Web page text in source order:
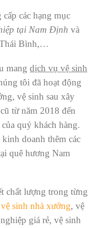
các hạng mục
tại Nam Định và
Bình,…
mang dịch vụ vệ sinh
tôi đã hoạt động
vệ sinh sau xây
từ năm 2018 đến
quý khách hàng.
doanh thêm các
quê hương Nam
chất lượng trong từng
vệ sinh nhà xưởng, vệ
giá rẻ, vệ sinh